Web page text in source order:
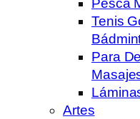
Tenis
Para
Artes